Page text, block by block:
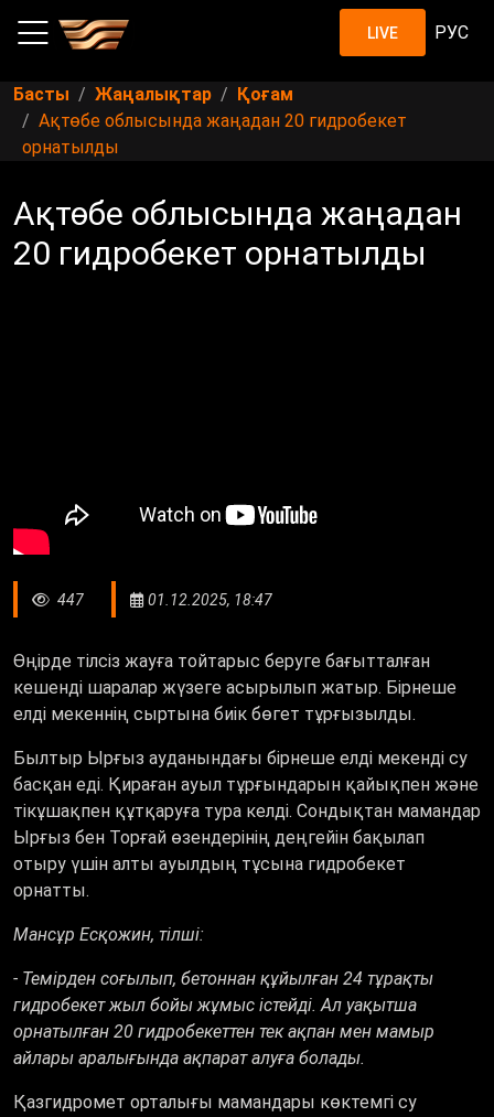
LIVE РУС
Басты Жаңалықтар
Қоғам
Ақтөбе облысында жаңадан 20 гидробекет
орнатылды
Ақтөбе облысында жаңадан
20 гидробекет орнатылды
447 01.12.2025, 18:47
Өңірде тілсіз жауға тойтарыс беруге бағытталған
кешенді шаралар жүзеге асырылып жатыр. Бірнеше
елді мекеннің сыртына биік бөгет тұрғызылды.
Былтыр Ырғыз ауданындағы бірнеше елді мекенді су
басқан еді. Қираған ауыл тұрғындарын қайықпен және
тікұшақпен құтқаруға тура келді. Сондықтан мамандар
Ырғыз бен Торғай өзендерінің деңгейін бақылап
отыру үшін алты ауылдың тұсына гидробекет
орнатты.
Мансұр Есқожин, тілші:
- Темірден соғылып, бетоннан құйылған 24 тұрақты
гидробекет жыл бойы жұмыс істейді. Ал уақытша
орнатылған 20 гидробекеттен тек ақпан мен мамыр
айлары аралығында ақпарат алуға болады.
Қазгидромет орталығы мамандары көктемгі су